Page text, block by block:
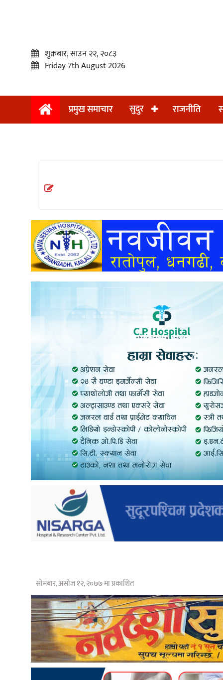
प्रमुख
अन्तराष्ट्रिय
अन्तर्वार्ता
खेलकुद
शुक्रबार, साउन २२, २०८३
Friday 7th August 2026
प्रमुख समाचार सुदुर राजनीति
सोमबार, असोज १२, २०७७ मा प्रकाशित